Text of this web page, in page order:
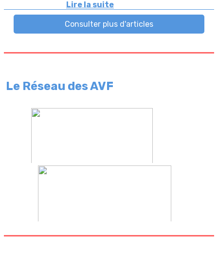
Le Réseau des AVF